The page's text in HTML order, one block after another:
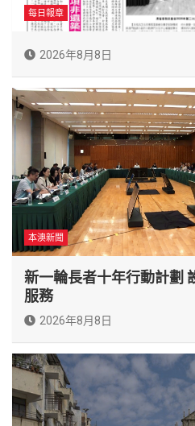
每日報章
2026年8月8日
本澳新聞
新一輪長者十年行動計劃
服務
2026年8月8日